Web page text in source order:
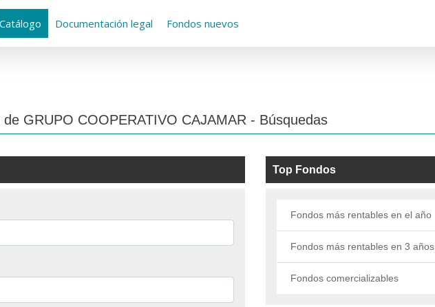
Catálogo Documentación legal Fondos nuevos
GRUPO COOPERATIVO CAJAMAR - Búsquedas
Top Fondos
Fondos más rentables en el año
Fondos más rentables en 3 años
Fondos comercializables